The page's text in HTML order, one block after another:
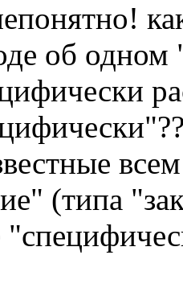
об одном
(типа